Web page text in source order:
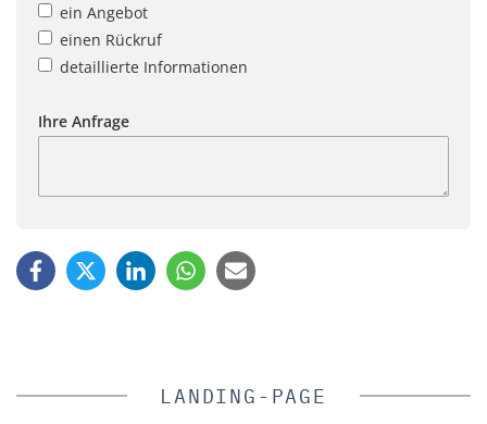
ein Angebot
einen Rückruf
detaillierte Informationen
Ihre Anfrage
LANDING-PAGE